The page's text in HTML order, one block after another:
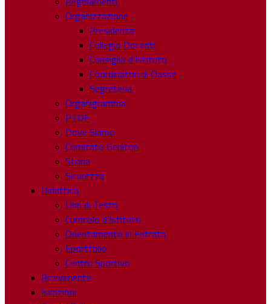
Organizzazione
Presidenza
Collegio Docenti
Consiglio d’Istituto
Coordinatori di Classe
Segreteria
Organigramma
PTOF
Dove Siamo
Comitato Genitori
Storia
Sicurezza
Didattica
Libri di Testo
Curricolo d’Istituto
Orientamento in Entrata
Eportfolio
Centro Sportivo
Ricevimento
Iscrizioni